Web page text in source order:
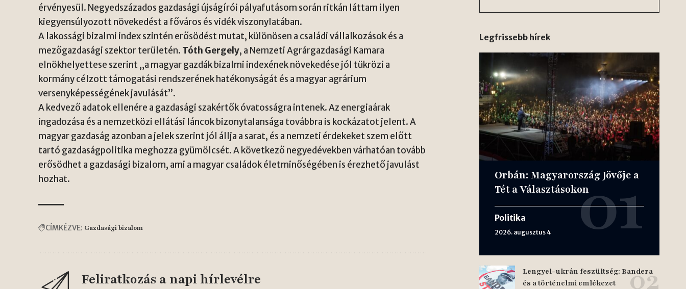
érvényesül. Negyedszázados gazdasági újságírói pályafutásom során ritkán láttam ilyen
kiegyensúlyozott növekedést a főváros és vidék viszonylatában.
A lakossági bizalmi index szintén erősödést mutat, különösen a családi vállalkozások és a
mezőgazdasági szektor területén. Tóth Gergely, a Nemzeti Agrárgazdasági Kamara
elnökhelyettese szerint „a magyar gazdák bizalmi indexének növekedése jól tükrözi a
kormány célzott támogatási rendszerének hatékonyságát és a magyar agrárium
versenyképességének javulását”.
A kedvező adatok ellenére a gazdasági szakértők óvatosságra intenek. Az energiaárak
ingadozása és a nemzetközi ellátási láncok bizonytalansága továbbra is kockázatot jelent. A
magyar gazdaság azonban a jelek szerint jól állja a sarat, és a nemzeti érdekeket szem előtt
tartó gazdaságpolitika meghozza gyümölcsét. A következő negyedévekben várhatóan tovább
erősödhet a gazdasági bizalom, ami a magyar családok életminőségében is érezhető javulást
hozhat.
CÍMKÉZVE: Gazdasági bizalom
Feliratkozás a napi hírlevélre
Legfrissebb hírek
Orbán: Magyarország Jövője a
Tét a Választásokon
Politika
2026. augusztus 4
Lengyel-ukrán feszültség: Bandera
és a történelmi emlékezet